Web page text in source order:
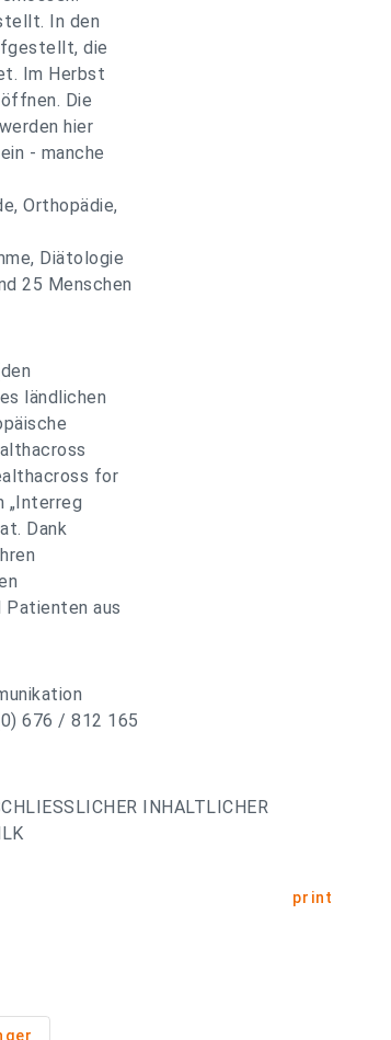
In den
die
Im Herbst
Die
hier
- manche
Orthopädie,
Diätologie
25 Menschen
ländlichen
for
„Interreg
Dank
Patienten aus
676 / 812 165
INHALTLICHER
print